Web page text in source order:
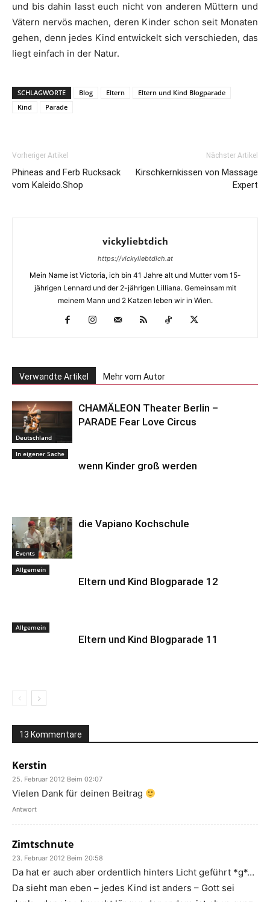
und bis dahin lasst euch nicht von anderen Müttern und
Vätern nervös machen, deren Kinder schon seit Monaten
gehen, denn jedes Kind entwickelt sich verschieden, das
liegt einfach in der Natur.
SCHLAGWORTE Blog Eltern
Eltern und Kind Blogparade
Kind
Parade
Vorheriger Artikel
Phineas and Ferb Rucksack
vom Kaleido.Shop
Nächster Artikel
Kirschkernkissen von Massage
Expert
vickyliebtdich
https://vickyliebtdich.at
Mein Name ist Victoria, ich bin 41 Jahre alt und Mutter vom 15-
jährigen Lennard und der 2-jährigen Lilliana. Gemeinsam mit
meinem Mann und 2 Katzen leben wir in Wien.
Verwandte Artikel Mehr vom Autor
Deutschland
CHAMÄLEON Theater Berlin –
PARADE Fear Love Circus
In eigener Sache
wenn Kinder groß werden
Events
die Vapiano Kochschule
Allgemein
Eltern und Kind Blogparade 12
Allgemein
Eltern und Kind Blogparade 11
13 Kommentare
Kerstin
25. Februar 2012 Beim 02:07
Vielen Dank für deinen Beitrag
Antwort
Zimtschnute
23. Februar 2012 Beim 20:58
Da hat er auch aber ordentlich hinters Licht geführt *g*…
Da sieht man eben – jedes Kind ist anders – Gott sei